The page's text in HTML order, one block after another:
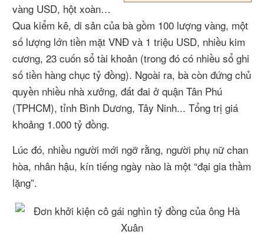
vàng USD, hột xoàn…
Qua kiểm kê, di sản của bà gồm 100 lượng vàng, một
số lượng lớn tiền mặt VNĐ và 1 triệu USD, nhiều kim
cương, 23 cuốn sổ tài khoản (trong đó có nhiều sổ ghi
số tiền hàng chục tỷ đồng). Ngoài ra, bà còn đứng chủ
quyền nhiều nhà xưởng, đất đai ở quận Tân Phú
(TPHCM), tỉnh Bình Dương, Tây Ninh... Tổng trị giá
khoảng 1.000 tỷ đồng.
Lúc đó, nhiều người mới ngỡ rằng, người phụ nữ chan
hòa, nhân hậu, kín tiếng ngày nào là một “đại gia thầm
lặng”.